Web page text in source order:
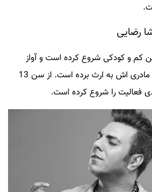
رضایی
کم و کودکی شروع کرده است و آواز
خواندن را از خانواده مادری اش به ارث برده است. از سن 13
فعالیت را شروع کرده است.